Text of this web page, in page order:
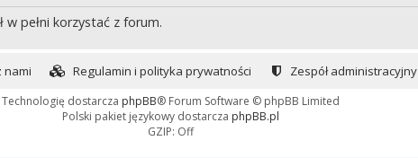
w pełni korzystać z forum.
Zespół administracyjny
Regulamin i polityka prywatności
nami
Technologię dostarcza phpBB® Forum Software © phpBB Limited
Polski pakiet językowy dostarcza phpBB.pl
GZIP: Off